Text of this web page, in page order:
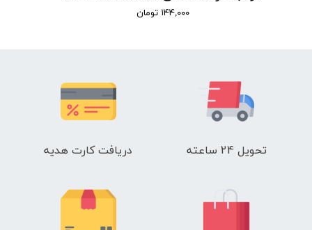
۱۴۴,۰۰۰ تومان
تحویل 24 ساعته دریافت کارت هدیه